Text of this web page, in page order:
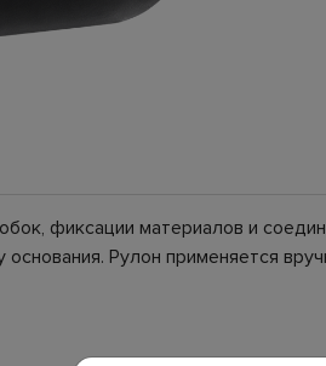
фиксации материалов и
Рулон применяется